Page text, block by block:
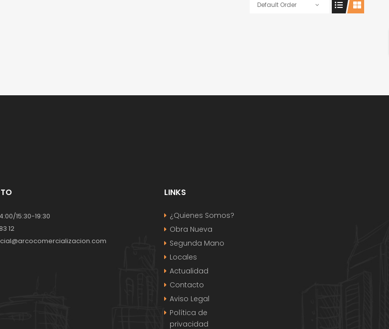
Default Order
15:30-19:30
12
LINKS
¿Quienes Somos?
Obra Nueva
Segunda Mano
Locales
Actualidad
Contacto
Aviso Legal
Política de
privacidad